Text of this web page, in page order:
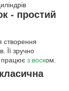
- простий
створення
Її зручно
працює з воском.